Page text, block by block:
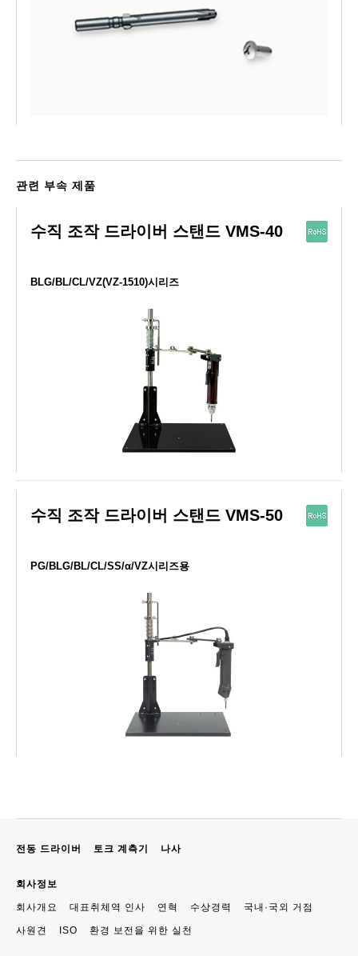
관련 부속 제품
수직 조작 드라이버 스탠드 VMS-40
BLG/BL/CL/VZ(VZ-1510)시리즈
수직 조작 드라이버 스탠드 VMS-50
PG/BLG/BL/CL/SS/α/VZ시리즈용
전동 드라이버 토크 계측기 나사
회사정보
회사개요 대표취체역 인사 연혁 수상경력 국내·국외 거점
사원견 ISO 환경 보전을 위한 실천